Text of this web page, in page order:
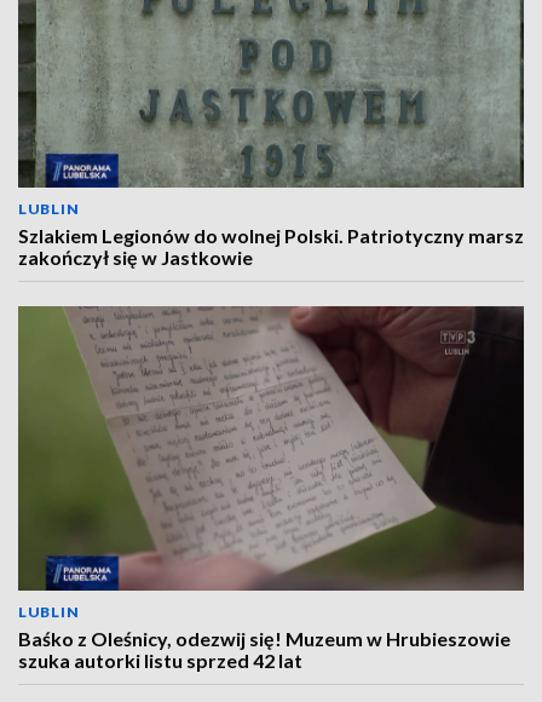
LUBLIN
Szlakiem Legionów do wolnej Polski. Patriotyczny marsz
zakończył się w Jastkowie
LUBLIN
Baśko z Oleśnicy, odezwij się! Muzeum w Hrubieszowie
szuka autorki listu sprzed 42 lat